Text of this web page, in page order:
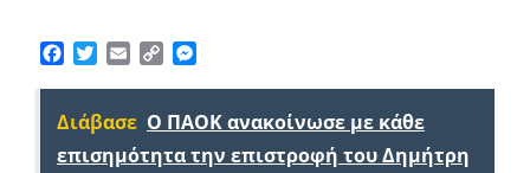
Facebook
TwitterEmailCopy
Διάβασε Ο ΠΑΟΚ ανακοίνωσε με κάθε
επισημότητα την επιστροφή του Δημήτρη